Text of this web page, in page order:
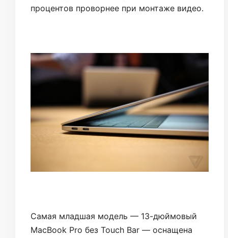
процентов проворнее при монтаже видео.
Самая младшая модель — 13-дюймовый
MacBook Pro без Touch Bar — оснащена